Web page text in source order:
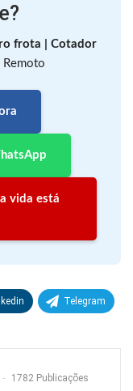
frota | Cotador
Remoto
vida está
Telegram
1782 Publicações